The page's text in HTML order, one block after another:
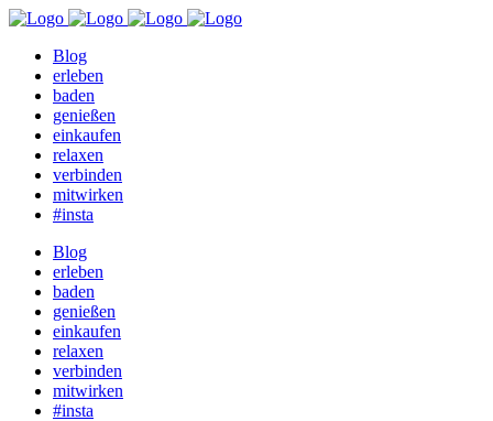
Blog
erleben
baden
genießen
einkaufen
relaxen
verbinden
mitwirken
#insta
Blog
erleben
baden
genießen
einkaufen
relaxen
verbinden
mitwirken
#insta